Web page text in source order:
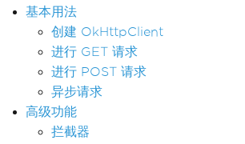
基本用法
创建 OkHttpClient
进行 GET 请求
进行 POST 请求
异步请求
高级功能
拦截器